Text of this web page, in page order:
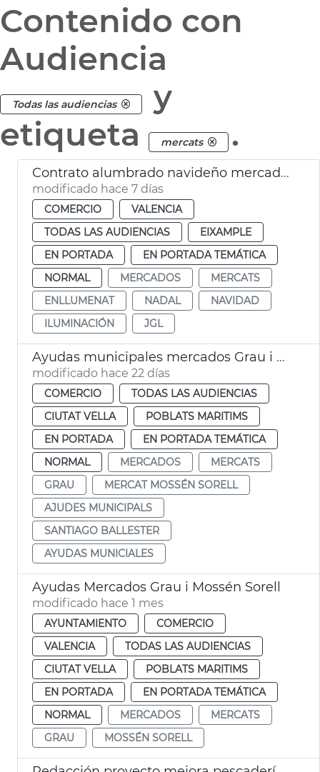
Contenido con
Audiencia
Todas las audiencias
y
etiqueta
mercats .
Contrato alumbrado navideño mercados municipales València
modificado hace 7 días
COMERCIO
VALENCIA
TODAS LAS AUDIENCIAS
EIXAMPLE
EN PORTADA
EN PORTADA TEMÁTICA
NORMAL
MERCADOS
MERCATS
ENLLUMENAT
NADAL
NAVIDAD
ILUMINACIÓN
JGL
Ayudas municipales mercados Grau i Mossén Sorell València
modificado hace 22 días
COMERCIO
TODAS LAS AUDIENCIAS
CIUTAT VELLA
POBLATS MARITIMS
EN PORTADA
EN PORTADA TEMÁTICA
NORMAL
MERCADOS
MERCATS
GRAU
MERCAT MOSSÉN SORELL
AJUDES MUNICIPALS
SANTIAGO BALLESTER
AYUDAS MUNICIALES
Ayudas Mercados Grau i Mossén Sorell
modificado hace 1 mes
AYUNTAMIENTO
COMERCIO
VALENCIA
TODAS LAS AUDIENCIAS
CIUTAT VELLA
POBLATS MARITIMS
EN PORTADA
EN PORTADA TEMÁTICA
NORMAL
MERCADOS
MERCATS
GRAU
MOSSÉN SORELL